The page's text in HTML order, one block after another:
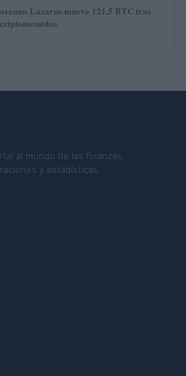
Lazarus mueve 121,5 BTC tras
al mundo de las finanzas.
y estadísticas.